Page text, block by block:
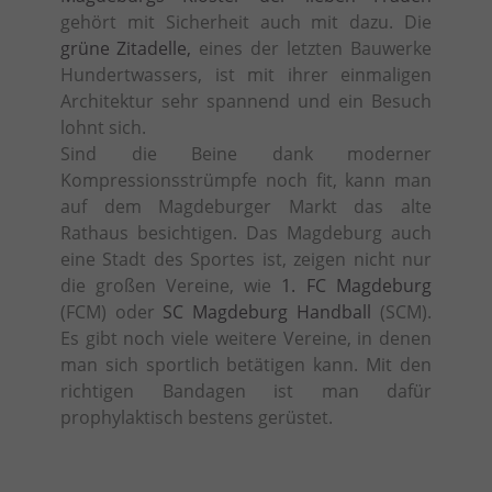
gehört mit Sicherheit auch mit dazu. Die
grüne Zitadelle, eines der letzten Bauwerke
Hundertwassers, ist mit ihrer einmaligen
Architektur sehr spannend und ein Besuch
lohnt sich.
Sind die Beine dank moderner
Kompressionsstrümpfe noch fit, kann man
auf dem Magdeburger Markt das alte
Rathaus besichtigen. Das Magdeburg auch
eine Stadt des Sportes ist, zeigen nicht nur
die großen Vereine, wie 1. FC Magdeburg
(FCM) oder SC Magdeburg Handball (SCM).
Es gibt noch viele weitere Vereine, in denen
man sich sportlich betätigen kann. Mit den
richtigen Bandagen ist man dafür
prophylaktisch bestens gerüstet.